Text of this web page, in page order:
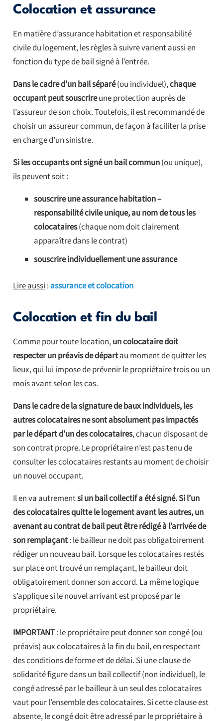
Colocation et assurance
En matière d’assurance habitation et responsabilité
civile du logement, les règles à suivre varient aussi en
fonction du type de bail signé à l’entrée.
Dans le cadre d’un bail séparé(ou individuel),chaque
occupant peut souscrireune protection auprès de
l’assureur de son choix. Toutefois, il est recommandé de
choisir un assureur commun, de façon à faciliter la prise
en charge d’un sinistre.
Si les occupants ont signé un bail commun(ou unique),
ils peuvent soit :
souscrire une assurance habitation –
responsabilité civile unique, au nom de tous les
colocataires(chaque nom doit clairement
apparaître dans le contrat)
souscrire individuellement une assurance
Lire aussi:assurance et colocation
Colocation et fin du bail
Comme pour toute location,un colocataire doit
respecter un préavis de départau moment de quitter les
lieux, qui lui impose de prévenir le propriétaire trois ou un
mois avant selon les cas.
Dans le cadre de la signature de baux individuels, les
autres colocataires ne sont absolument pas impactés
par le départ d’un des colocataires, chacun disposant de
son contrat propre. Le propriétaire n’est pas tenu de
consulter les colocataires restants au moment de choisir
un nouvel occupant.
Il en va autrementsi un bail collectif a été signé. Si l’un
des colocataires quitte le logement avant les autres, un
avenant au contrat de bail peut être rédigé à l’arrivée de
son remplaçant: le bailleur ne doit pas obligatoirement
rédiger un nouveau bail. Lorsque les colocataires restés
sur place ont trouvé un remplaçant, le bailleur doit
obligatoirement donner son accord. La même logique
s’applique si le nouvel arrivant est proposé par le
propriétaire.
IMPORTANT: le propriétaire peut donner son congé (ou
préavis) aux colocataires à la fin du bail, en respectant
des conditions de forme et de délai. Si une clause de
solidarité figure dans un bail collectif (non individuel), le
congé adressé par le bailleur à un seul des colocataires
vaut pour l’ensemble des colocataires. Si cette clause est
absente, le congé doit être adressé par le propriétaire à